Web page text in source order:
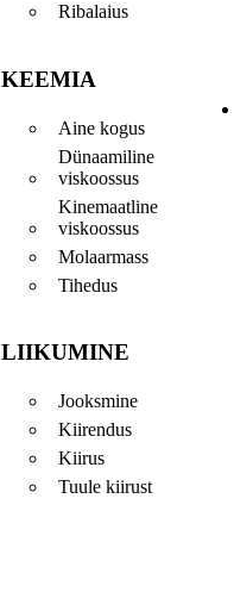
Ribalaius
KEEMIA
Aine kogus
Dünaamiline
viskoossus
Kinemaatline
viskoossus
Molaarmass
Tihedus
LIIKUMINE
Jooksmine
Kiirendus
Kiirus
Tuule kiirust